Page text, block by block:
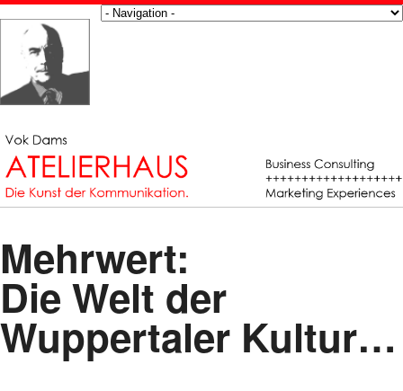
Mehrwert:
Die Welt der
Wuppertaler Kultur…